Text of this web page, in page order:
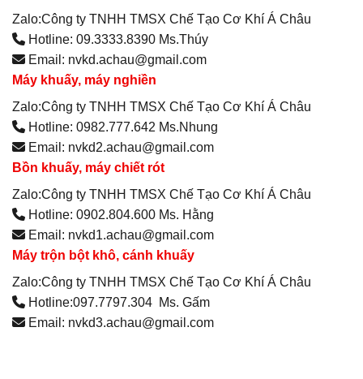
Zalo:Công ty TNHH TMSX Chế Tạo Cơ Khí Á Châu
Hotline: 09.3333.8390 Ms.Thúy
Email: nvkd.achau@gmail.com
Máy khuấy, máy nghiền
Zalo:Công ty TNHH TMSX Chế Tạo Cơ Khí Á Châu
Hotline: 0982.777.642 Ms.Nhung
Email: nvkd2.achau@gmail.com
Bồn khuấy, máy chiết rót
Zalo:Công ty TNHH TMSX Chế Tạo Cơ Khí Á Châu
Hotline: 0902.804.600 Ms. Hằng
Email: nvkd1.achau@gmail.com
Máy trộn bột khô, cánh khuấy
Zalo:Công ty TNHH TMSX Chế Tạo Cơ Khí Á Châu
Hotline:097.7797.304 Ms. Gấm
Email: nvkd3.achau@gmail.com